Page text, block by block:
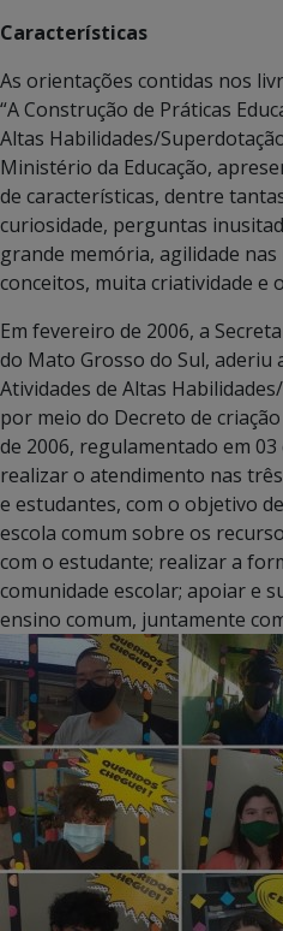
Características
As orientações contidas nos
“A Construção de Práticas
Altas Habilidades/
Ministério da Educação,
de características, dentre
curiosidade, perguntas
grande memória, agilidade nas
conceitos, muita criatividade e
Em fevereiro de 2006, a
do Mato Grosso do Sul, aderiu
Atividades de Altas
por meio do Decreto de
de 2006, regulamentado em
realizar o atendimento nas
e estudantes, com o objetivo
escola comum sobre os
com o estudante; realizar a
comunidade escolar; apoiar e
ensino comum, juntamente